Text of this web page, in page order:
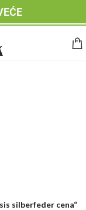
silberfeder cena“